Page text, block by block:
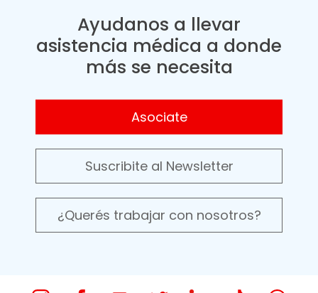
Ayudanos a llevar
asistencia médica a donde
más se necesita
Asociate
Suscribite al Newsletter
¿Querés trabajar con nosotros?